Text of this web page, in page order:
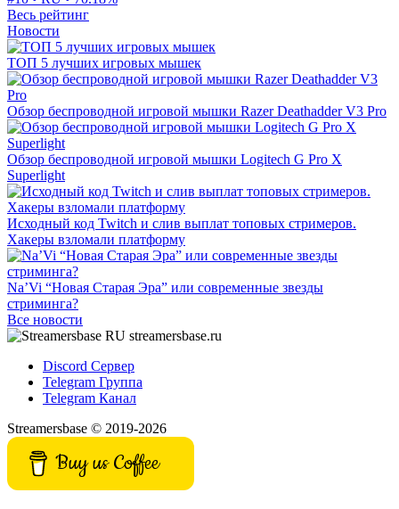
Весь рейтинг
Новости
ТОП 5 лучших игровых мышек
Обзор беспроводной игровой мышки Razer Deathadder V3 Pro
Обзор беспроводной игровой мышки Logitech G Pro X
Superlight
Исходный код Twitch и слив выплат топовых стримеров.
Хакеры взломали платформу
Na’Vi “Новая Старая Эра” или современные звезды
стриминга?
Все новости
streamersbase.ru
Discord Сервер
Telegram Группа
Telegram Канал
Streamersbase © 2019-2026
Buy us Coffee